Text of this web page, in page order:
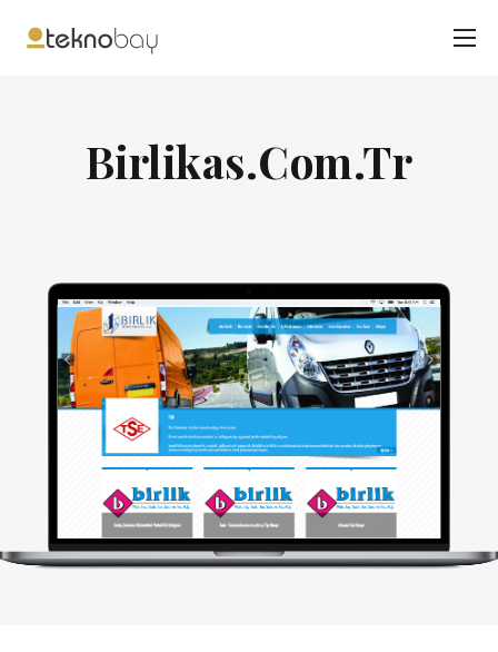
Birlikas.Com.Tr